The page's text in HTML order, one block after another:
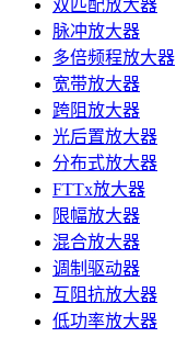
双匹配放大器
脉冲放大器
多倍频程放大器
宽带放大器
跨阻放大器
光后置放大器
分布式放大器
FTTx放大器
限幅放大器
混合放大器
调制驱动器
互阻抗放大器
低功率放大器